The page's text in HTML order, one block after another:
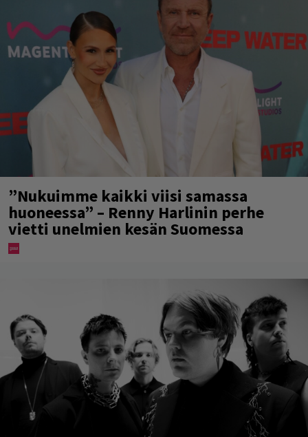
”Nukuimme kaikki viisi samassa
huoneessa” – Renny Harlinin perhe
vietti unelmien kesän Suomessa